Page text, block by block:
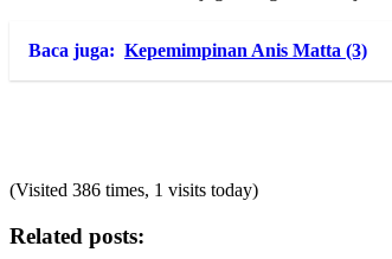
Baca juga: Kepemimpinan Anis Matta (3)
(Visited 386 times, 1 visits today)
Related posts: